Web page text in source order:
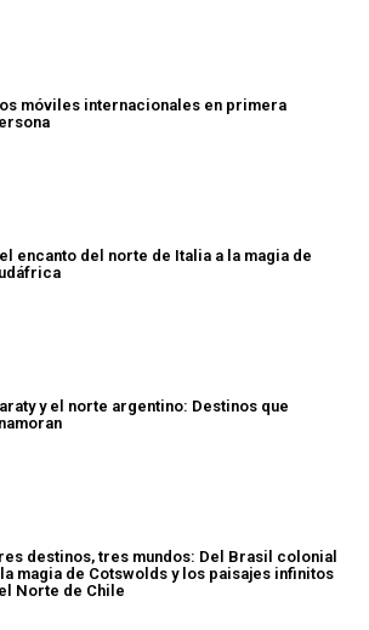
móviles internacionales en primera
encanto del norte de Italia a la magia de
y el norte argentino: Destinos que
destinos, tres mundos: Del Brasil colonial
la magia de Cotswolds y los paisajes infinitos
Norte de Chile